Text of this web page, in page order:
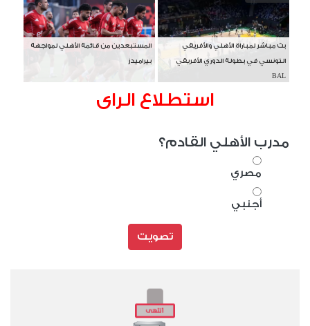
بث مباشر لمباراة الأهلي والأفريقي
التونسي في بطولة الدوري الأفريقي
BAL
المستبعدين من قائمة الأهلي لمواجهة
بيراميدز
استطلاع الراى
مدرب الأهلي القادم؟
مصري
أجنبي
تصويت